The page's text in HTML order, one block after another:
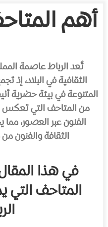
أهم
تُعد الرباط عاصمة
الثقافية في البلاد، إذ
المتنوعة في بيئة حضرية
من المتاحف التي تعكس
الفنون عبر العصور،
الثقافة والفنون
في هذا
المتاحف التي